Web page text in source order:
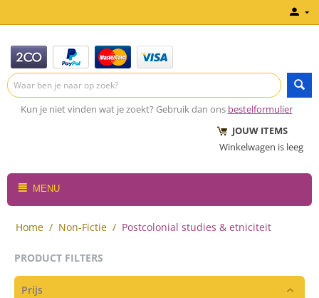
Kun je niet vinden wat je zoekt? Gebruik dan ons bestelformulier
JOUW ITEMS
Winkelwagen is leeg
MENU
Home / Non-Fictie / Postcolonial studies & etniciteit
PRODUCT FILTERS
Prijs